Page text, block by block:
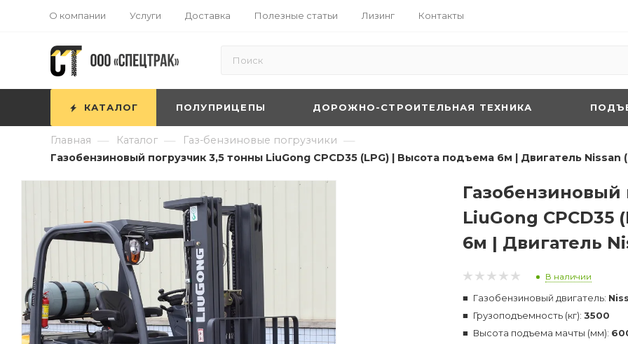
О компании Услуги Доставка Полезные статьи Лизинг Контакты
КАТАЛОГ ПОЛУПРИЦЕПЫ ДОРОЖНО-СТРОИТЕЛЬНАЯ ТЕХНИКА
Главная — Каталог — Газ-бензиновые погрузчики —
Газобензиновый погрузчик 3,5 тонны LiuGong CPCD35 (LPG) | Высота подъема 6м | Двигатель Nissan
Газобензиновый
LiuGong CPCD35
6м | Двигатель
В наличии
Газобензиновый двигатель:
Грузоподъемность (кг): 3500
Высота подъема мачты (мм):